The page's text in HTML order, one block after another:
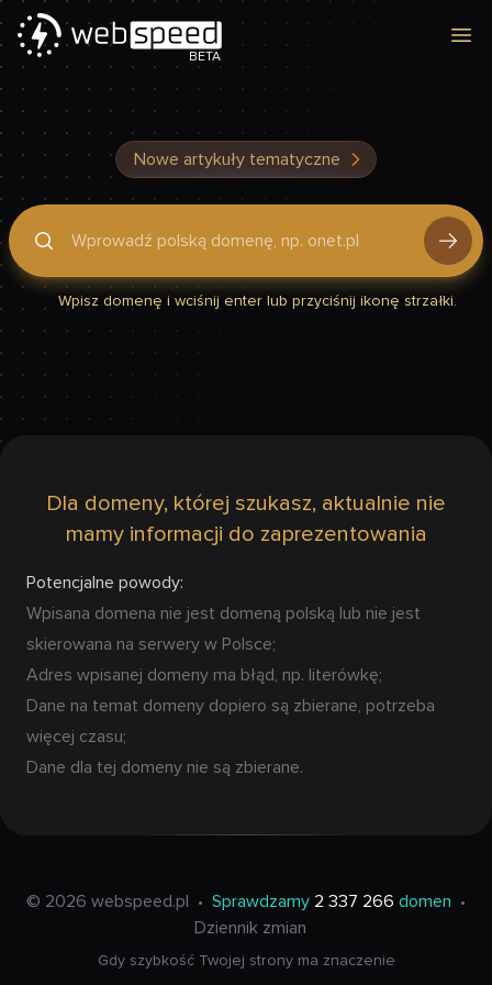
BETA
Nowe artykuły tematyczne
Podaj domenę, by sprawdzić, czy Twoja strona jest szybka
Wpisz domenę i wciśnij enter lub przyciśnij ikonę strzałki.
Dla domeny, której szukasz, aktualnie nie
mamy informacji do zaprezentowania
Potencjalne powody:
Wpisana domena nie jest domeną polską lub nie jest
skierowana na serwery w Polsce;
Adres wpisanej domeny ma błąd, np. literówkę;
Dane na temat domeny dopiero są zbierane, potrzeba
więcej czasu;
Dane dla tej domeny nie są zbierane.
© 2026 webspeed.pl • Sprawdzamy 2 337 266 domen
•
Dziennik zmian
Gdy szybkość Twojej strony ma znaczenie